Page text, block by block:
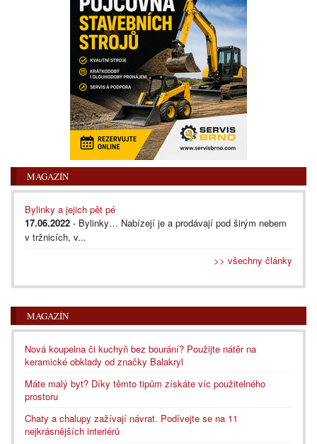
MAGAZÍN
Bylinky a jejich pět pé
17.06.2022 - Bylinky… Nabízejí je a prodávají pod širým nebem
v tržnicích, v...
>> všechny články
MAGAZÍN
Nová koupelna či kuchyň bez bourání? Použijte nátěr na
keramické obklady od značky Balakryl
Máte malý byt? Díky těmto tipům získáte víc použitelného
prostoru
Chaty a chalupy zažívají návrat. Podívejte se na 11
nejkrásnějších interiérů